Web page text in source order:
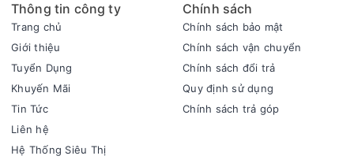
khi sử dụng
Thông tin công ty
Trang chủ
Giới thiệu
Tuyển Dụng
Khuyến Mãi
Tin Tức
Liên hệ
Hệ Thống Siêu Thị
Chính sách
Chính sách bảo mật
Chính sách vận chuyển
Chính sách đổi trả
Quy định sử dụng
Chính sách trả góp